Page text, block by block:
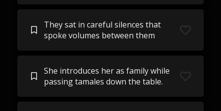
They sat in careful silences that
spoke volumes between them
She introduces her as family while
passing tamales down the table.